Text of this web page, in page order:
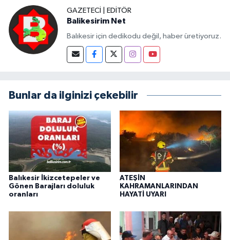
GAZETECI | EDITÖR
Balikesirim Net
Balıkesir için dedikodu değil, haber üretiyoruz.
Bunlar da ilginizi çekebilir
Balıkesir İkizcetepeler ve
Gönen Barajları doluluk
oranları
ATEŞİN
KAHRAMANLARINDAN
HAYATİ UYARI